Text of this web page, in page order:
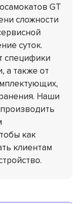
GT
сложности
суток.
специфики
а также от
Наши
как
клиентам